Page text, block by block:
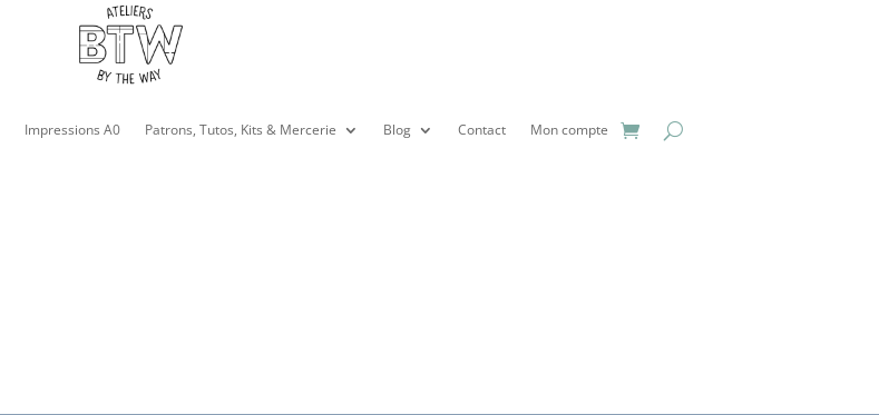
Impressions A0 Patrons, Tutos, Kits & Mercerie Blog Contact Mon compte